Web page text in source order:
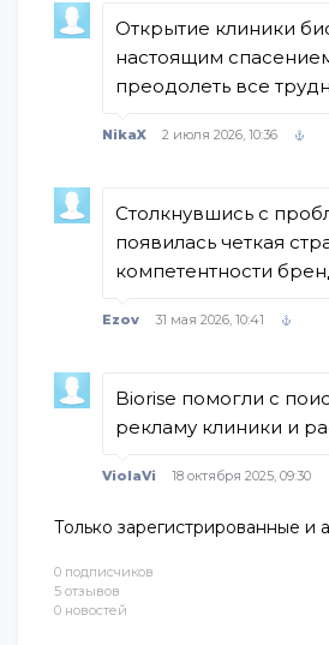
0 подписчиков
5 отзывов
0 новостей
Открытие клиники
настоящим
преодолеть все
NikaX 2 июля 2026, 10:36
Столкнувшись с
появилась четкая
компетентности
Ezov 31 мая 2026, 10:41
Biorise помогли с
рекламу клиники и
ViolaVi 18 октября 2025, 09:30
Только зарегистрированные и